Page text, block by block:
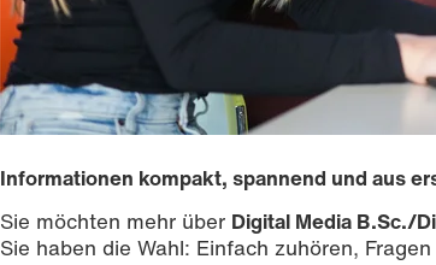
Informationen kompakt, spannend und aus
Sie möchten mehr über Digital Media B.Sc./
Sie haben die Wahl: Einfach zuhören,